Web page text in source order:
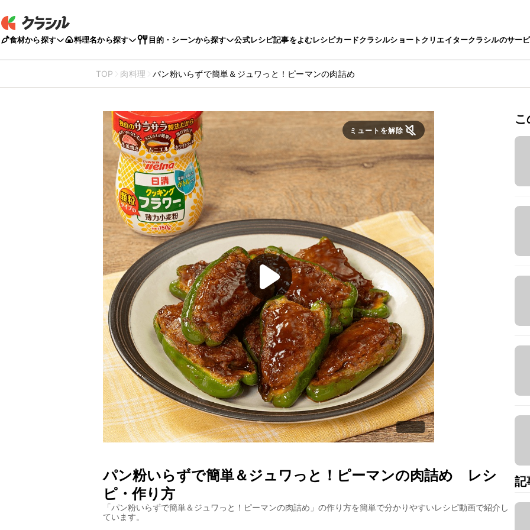
食材から探す 料理名から探す 目的・シーンから探す 公式レシピ記事をよむレシピカードクラシルショートクリエイタークラシルのサー
TOP 肉料理 パン粉いらずで簡単＆ジュワっと！ピーマンの肉詰め
ミュートを解除
パン粉いらずで簡単＆ジュワっと！ピーマンの肉詰め レシ
ピ・作り方
「パン粉いらずで簡単＆ジュワっと！ピーマンの肉詰め 」の作り方を簡単で分かりやすいレシピ動画で紹介し
ています。
記